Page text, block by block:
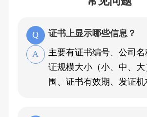
证书上显示哪些信息？
主要有证书编号、公司
证规模大小（小、中、
围、证书有效期、发证机